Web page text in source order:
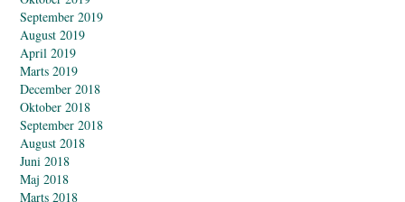
September 2019
August 2019
April 2019
Marts 2019
December 2018
Oktober 2018
September 2018
August 2018
Juni 2018
Maj 2018
Marts 2018